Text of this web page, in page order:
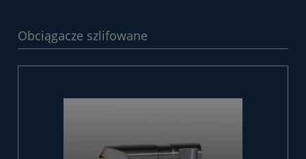
Obciągacze szlifowane